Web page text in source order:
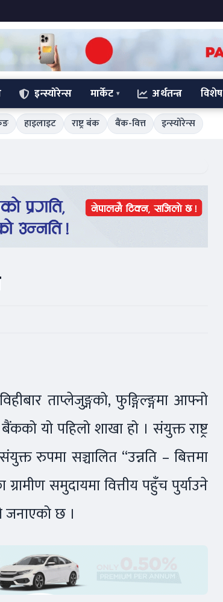
इन्स्योरेन्स मार्केट अर्थतन्त्र विशेष
हाइलाइट राष्ट्र बंक बैंक-वित्त इन्स्योरेन्स
ताप्लेजुङ्गको, फुङ्गिल्ङ्गमा आफ्नो
यो पहिलो शाखा हो । संयुक्त राष्ट्र
रुपमा सञ्चालित “उन्नति – बित्तमा
समुदायमा वित्तीय पहुँच पुर्याउने
जनाएको छ ।